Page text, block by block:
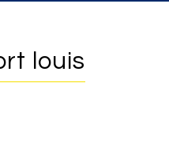
louis